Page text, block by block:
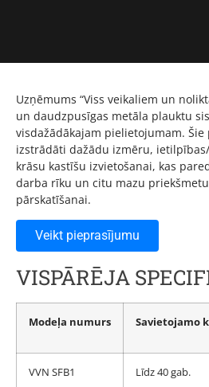
Uzņēmums “Viss veikaliem un
un daudzpusīgas metāla plauktu
visdažādākajam pielietojumam.
izstrādāti dažādu izmēru,
krāsu kastīšu izvietošanai, kas
darba rīku un citu mazu
pārskatīšanai.
Veikt pieprasījumu
VISPĀRĒJA
Modeļa numurs Savietojamo
VVN SFB1 Līdz 40 gab.